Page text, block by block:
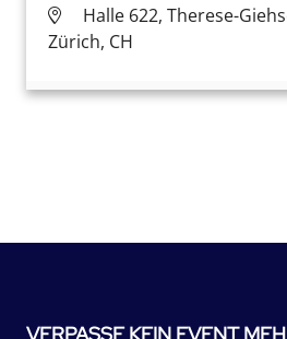
Halle 622, Therese-
Zürich, CH